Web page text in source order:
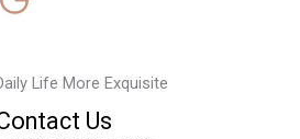
Life More Exquisite
Us